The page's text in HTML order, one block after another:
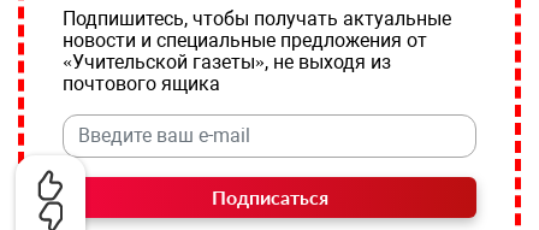
Подпишитесь, чтобы получать актуальные
новости и специальные предложения от
«Учительской газеты», не выходя из
почтового ящика
Подписаться